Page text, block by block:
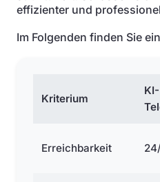
effizienter und
Im Folgenden finden Sie
Kriterium
KI-
Erreichbarkeit